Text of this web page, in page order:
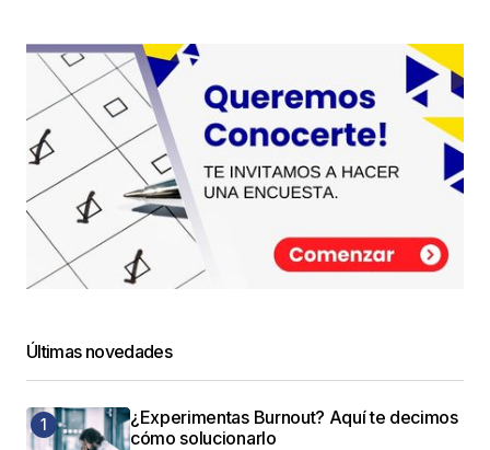
Últimas novedades
¿Experimentas Burnout? Aquí te decimos
cómo solucionarlo